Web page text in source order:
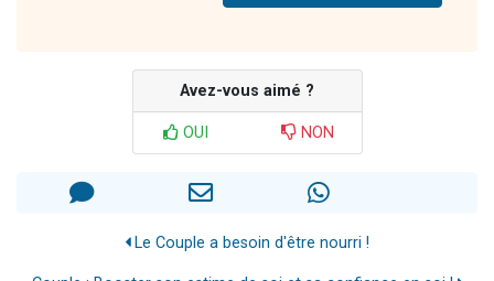
Avez-vous aimé ?
OUI NON
Le Couple a besoin d'être nourri !